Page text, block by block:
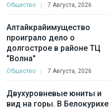
Общество 7 Августа, 2026
Алтайкрайимущество
проиграло дело о
долгострое в районе ТЦ
"Волна"
Общество 7 Августа, 2026
Двухуровневые юниты и
вид на горы. В Белокурихе